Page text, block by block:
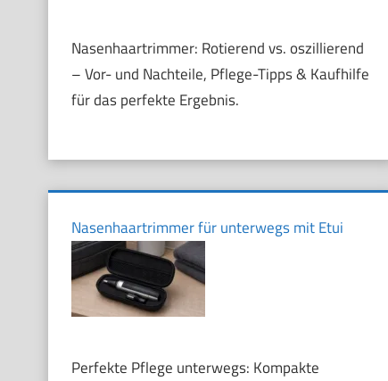
Nasenhaartrimmer: Rotierend vs. oszillierend
– Vor- und Nachteile, Pflege-Tipps & Kaufhilfe
für das perfekte Ergebnis.
Nasenhaartrimmer für unterwegs mit Etui
Perfekte Pflege unterwegs: Kompakte